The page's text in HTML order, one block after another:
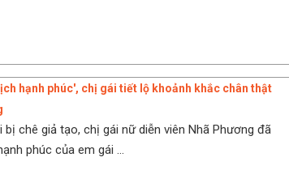
hạnh phúc', chị gái tiết lộ khoảnh khắc chân thật
bị chê giả tạo, chị gái nữ diễn viên Nhã Phương đã
phúc của em gái ...